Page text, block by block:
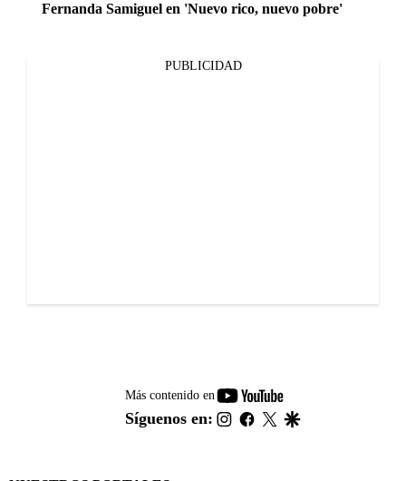
Fernanda Samiguel en 'Nuevo rico, nuevo pobre'
PUBLICIDAD
Más contenido en
youtube-
footer
Síguenos en: instagram
facebook
twitter